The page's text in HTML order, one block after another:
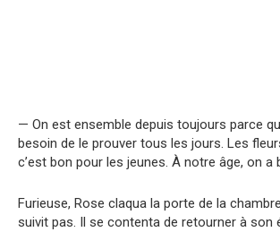
— On est ensemble depuis toujours parce
besoin de le prouver tous les jours. Les
c’est bon pour les jeunes. À notre âge, on a
Furieuse, Rose claqua la porte de la
suivit pas. Il se contenta de retourner à son